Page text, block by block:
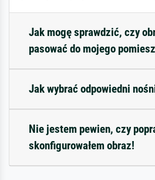
Jak mogę sprawdzić, czy
pasować do mojego
Jak wybrać odpowiedni
Nie jestem pewien, czy
skonfigurowałem obraz!